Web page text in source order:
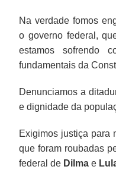
Na verdade fomos
o governo federal,
estamos sofrendo
fundamentais da
Denunciamos a
e dignidade da
Exigimos justiça para
que foram roubadas
federal de Dilma e